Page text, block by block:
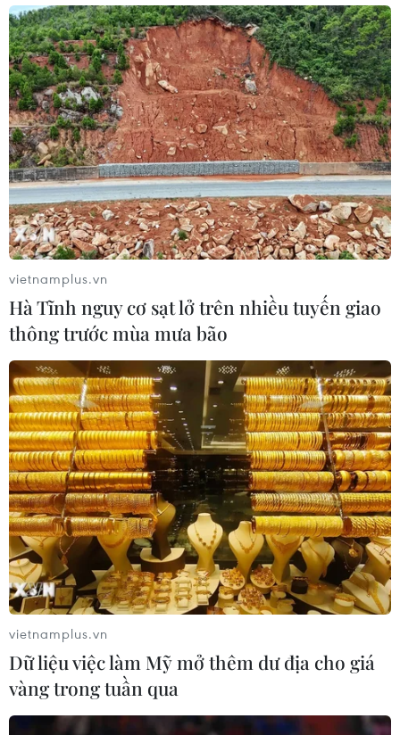
giới chung giữa Mexico và Mỹ.
Bức tranh u ám về tình trạng người di cư
trong năm 2016
19/06/2017 04:32
Với mức tính trung bình cứ mỗi 3 giây lại có 1 người rời
bỏ nhà cửa, quê hương, năm 2016 ghi nhận mức cao
lịch sử về số người di cư trên phạm vi toàn cầu.
vietnamplus.vn
Hà Tĩnh nguy cơ sạt lở trên nhiều tuyến giao
thông trước mùa mưa bão
vietnamplus.vn
Dữ liệu việc làm Mỹ mở thêm dư địa cho giá
vàng trong tuần qua